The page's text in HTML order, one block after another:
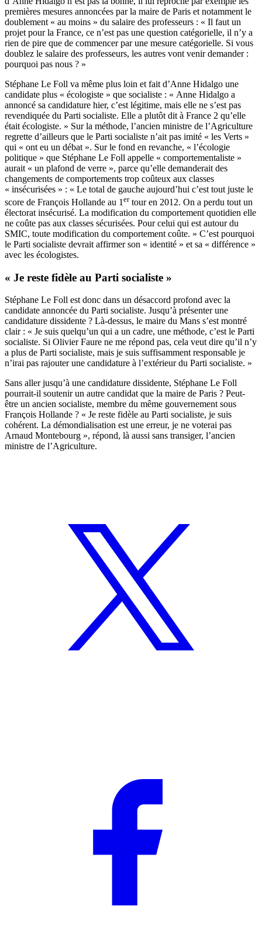
premières mesures annoncées par la maire de Paris et notamment le
doublement « au moins » du salaire des professeurs : « Il faut un
projet pour la France, ce n’est pas une question catégorielle, il n’y a
rien de pire que de commencer par une mesure catégorielle. Si vous
doublez le salaire des professeurs, les autres vont venir demander :
pourquoi pas nous ? »
Stéphane Le Foll va même plus loin et fait d’Anne Hidalgo une
candidate plus « écologiste » que socialiste : « Anne Hidalgo a
annoncé sa candidature hier, c’est légitime, mais elle ne s’est pas
revendiquée du Parti socialiste. Elle a plutôt dit à France 2 qu’elle
était écologiste. » Sur la méthode, l’ancien ministre de l’Agriculture
regrette d’ailleurs que le Parti socialiste n’ait pas imité « les Verts »
qui « ont eu un débat ». Sur le fond en revanche, « l’écologie
politique » que Stéphane Le Foll appelle « comportementaliste »
aurait « un plafond de verre », parce qu’elle demanderait des
changements de comportements trop coûteux aux classes
« insécurisées » : « Le total de gauche aujourd’hui c’est tout juste le
score de François Hollande au 1 ertour en 2012. On a perdu tout un
électorat insécurisé. La modification du comportement quotidien elle
ne coûte pas aux classes sécurisées. Pour celui qui est autour du
SMIC, toute modification du comportement coûte. » C’est pourquoi
le Parti socialiste devrait affirmer son « identité » et sa « différence »
avec les écologistes.
« Je reste fidèle au Parti socialiste »
Stéphane Le Foll est donc dans un désaccord profond avec la
candidate annoncée du Parti socialiste. Jusqu’à présenter une
candidature dissidente ? Là-dessus, le maire du Mans s’est montré
clair : « Je suis quelqu’un qui a un cadre, une méthode, c’est le Parti
socialiste. Si Olivier Faure ne me répond pas, cela veut dire qu’il n’y
a plus de Parti socialiste, mais je suis suffisamment responsable je
n’irai pas rajouter une candidature à l’extérieur du Parti socialiste. »
Sans aller jusqu’à une candidature dissidente, Stéphane Le Foll
pourrait-il soutenir un autre candidat que la maire de Paris ? Peut-
être un ancien socialiste, membre du même gouvernement sous
François Hollande ? « Je reste fidèle au Parti socialiste, je suis
cohérent. La démondialisation est une erreur, je ne voterai pas
Arnaud Montebourg », répond, là aussi sans transiger, l’ancien
ministre de l’Agriculture.